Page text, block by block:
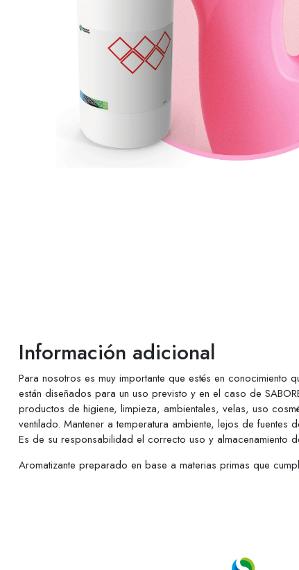
Información adicional
Para nosotros es muy importante que estés en conocimiento
están diseñados para un uso previsto y en el caso de
productos de higiene, limpieza, ambientales, velas, uso
ventilado. Mantener a temperatura ambiente, lejos de
Es de su responsabilidad el correcto uso y almacenamiento
Aromatizante preparado en base a materias primas que